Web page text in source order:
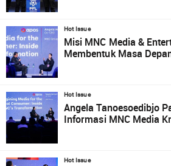
Hot Issue
Misi MNC Media &
Membentuk Masa
Hot Issue
Angela Tanoesoedibjo
Informasi MNC Media
Hot Issue